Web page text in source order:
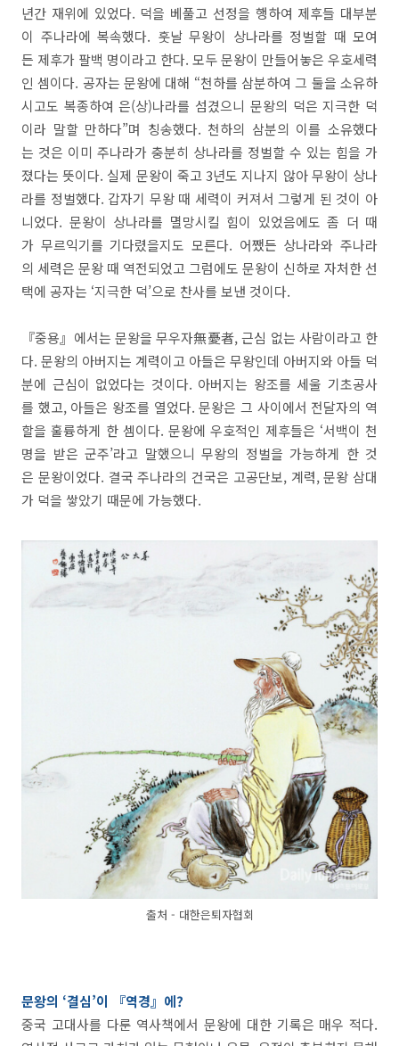
년간 재위에 있었다. 덕을 베풀고 선정을 행하여 제후들 대부분
이 주나라에 복속했다. 훗날 무왕이 상나라를 정벌할 때 모여
든 제후가 팔백 명이라고 한다. 모두 문왕이 만들어놓은 우호세력
인 셈이다. 공자는 문왕에 대해 “천하를 삼분하여 그 둘을 소유하
시고도 복종하여 은(상)나라를 섬겼으니 문왕의 덕은 지극한 덕
이라 말할 만하다”며 칭송했다. 천하의 삼분의 이를 소유했다
는 것은 이미 주나라가 충분히 상나라를 정벌할 수 있는 힘을 가
졌다는 뜻이다. 실제 문왕이 죽고 3년도 지나지 않아 무왕이 상나
라를 정벌했다. 갑자기 무왕 때 세력이 커져서 그렇게 된 것이 아
니었다. 문왕이 상나라를 멸망시킬 힘이 있었음에도 좀 더 때
가 무르익기를 기다렸을지도 모른다. 어쨌든 상나라와 주나라
의 세력은 문왕 때 역전되었고 그럼에도 문왕이 신하로 자처한 선
택에 공자는 ‘지극한 덕’으로 찬사를 보낸 것이다.
『중용』에서는 문왕을 무우자無憂者, 근심 없는 사람이라고 한
다. 문왕의 아버지는 계력이고 아들은 무왕인데 아버지와 아들 덕
분에 근심이 없었다는 것이다. 아버지는 왕조를 세울 기초공사
를 했고, 아들은 왕조를 열었다. 문왕은 그 사이에서 전달자의 역
할을 훌륭하게 한 셈이다. 문왕에 우호적인 제후들은 ‘서백이 천
명을 받은 군주’라고 말했으니 무왕의 정벌을 가능하게 한 것
은 문왕이었다. 결국 주나라의 건국은 고공단보, 계력, 문왕 삼대
가 덕을 쌓았기 때문에 가능했다.
출처 - 대한은퇴자협회
문왕의 ‘결심’이 『역경』에?
중국 고대사를 다룬 역사책에서 문왕에 대한 기록은 매우 적다.